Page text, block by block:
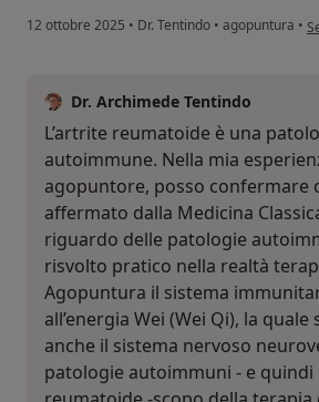
12 ottobre 2025 • Dr. Tentindo • agopuntura •
Dr. Archimede Tentindo
L’artrite reumatoide è una
autoimmune. Nella mia
agopuntore, posso confermare
affermato dalla Medicina
riguardo delle patologie
risvolto pratico nella realtà
Agopuntura il sistema
all’energia Wei (Wei Qi), la
anche il sistema nervoso
patologie autoimmuni - e